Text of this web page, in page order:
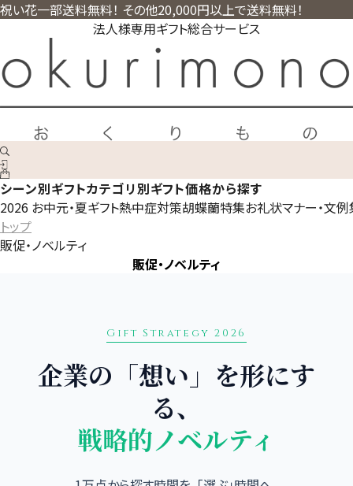
祝い花一部送料無料！ その他20,000円以上で送料無料！
法人様専用ギフト総合サービス
シーン別ギフトカテゴリ別ギフト価格から探す
2026 お中元・夏ギフト熱中症対策胡蝶蘭特集お礼状マナー・文
トップ
販促・ノベルティ
販促・ノベルティ
Gift Strategy 2026
企業の「想い」を形にす
る、
戦略的ノベルティ